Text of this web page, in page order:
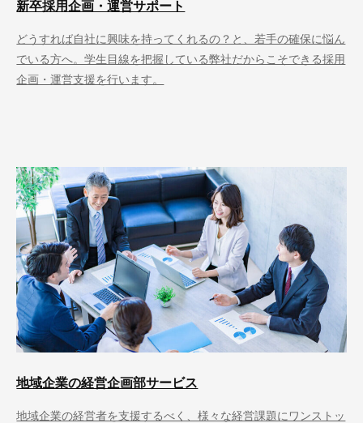
新卒採用企画・運営サポート
どうすれば自社に興味を持ってくれるの？と、若手の確保に悩ん
でいる方へ。学生目線を把握している弊社だからこそできる採用
企画・運営支援を行います。
地域企業の経営企画部サービス
地域企業の経営者を支援するべく、様々な経営課題にワンストッ